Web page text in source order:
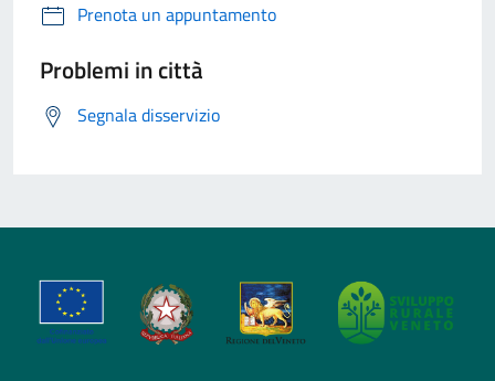
Prenota un appuntamento
Problemi in città
Segnala disservizio